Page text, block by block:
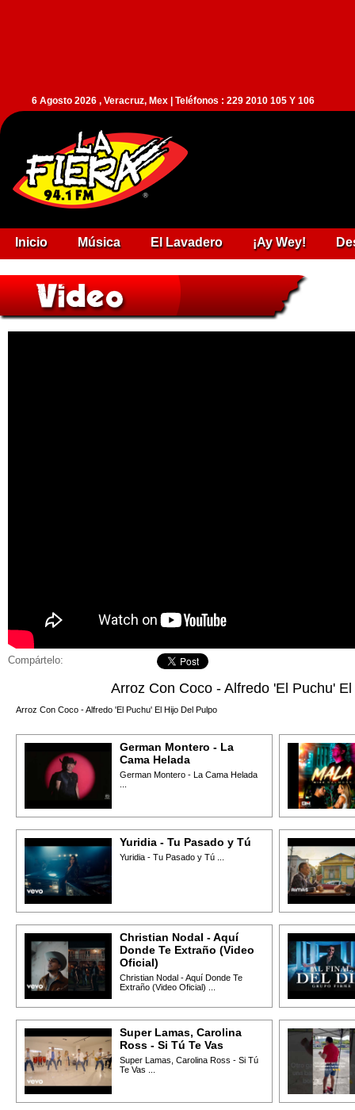
6 Agosto 2026 , Veracruz, Mex | Teléfonos : 229 2010 105 Y 106
Inicio Música El Lavadero ¡Ay Wey!
Compártelo:
Arroz Con Coco - Alfredo 'El Puchu'
Arroz Con Coco - Alfredo 'El Puchu' El Hijo Del Pulpo
German Montero - La
Cama Helada
German Montero - La Cama Helada
Yuridia - Tu Pasado y Tú
Yuridia - Tu Pasado y Tú ...
Christian Nodal - Aquí
Donde Te Extraño (Video
Oficial)
Christian Nodal - Aquí Donde Te
Extraño (Video Oficial) ...
Super Lamas, Carolina
Ross - Si Tú Te Vas
Super Lamas, Carolina Ross - Si Tú
Te Vas ...